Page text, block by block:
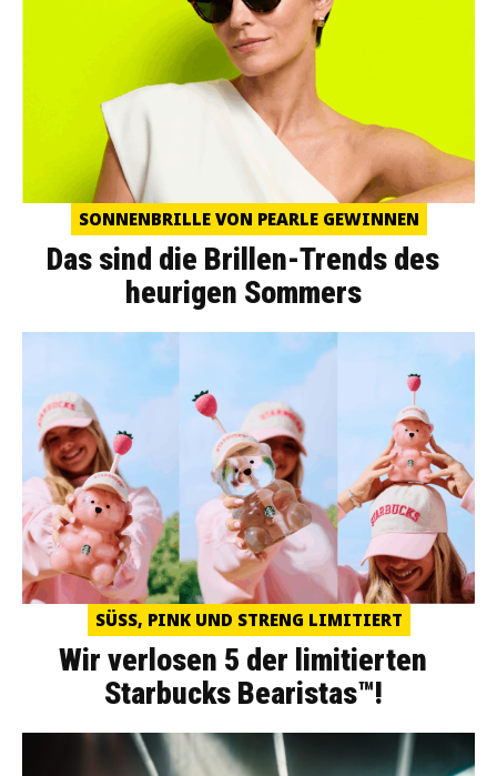
SONNENBRILLE VON PEARLE GEWINNEN
Das sind die Brillen-Trends des
heurigen Sommers
SÜSS, PINK UND STRENG LIMITIERT
Wir verlosen 5 der limitierten
Starbucks Bearistas™!